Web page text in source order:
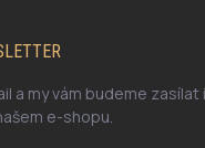
a my vám budeme
e-shopu.